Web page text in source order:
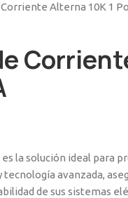
Alterna 10K 1
la solución ideal para
avanzada,
de sus sistemas